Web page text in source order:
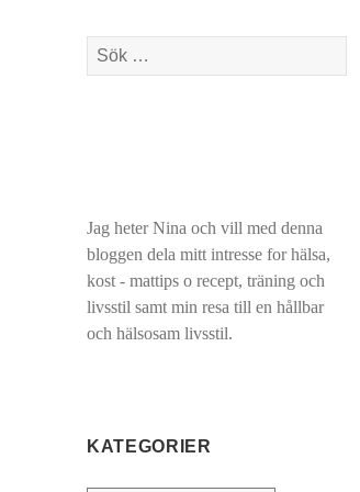
Sök
efter:
Jag heter Nina och vill med denna
bloggen dela mitt intresse for hälsa,
kost - mattips o recept, träning och
livsstil samt min resa till en hållbar
och hälsosam livsstil.
KATEGORIER